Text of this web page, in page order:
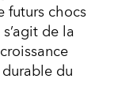
futurs chocs
de la
du